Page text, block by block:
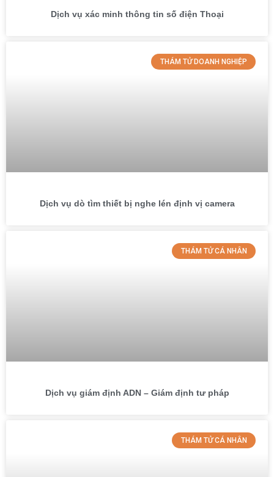
Dịch vụ xác minh thông tin số điện Thoại
THÁM TỬ DOANH NGHIỆP
Dịch vụ dò tìm thiết bị nghe lén định vị camera
THÁM TỬ CÁ NHÂN
Dịch vụ giám định ADN – Giám định tư pháp
THÁM TỬ CÁ NHÂN